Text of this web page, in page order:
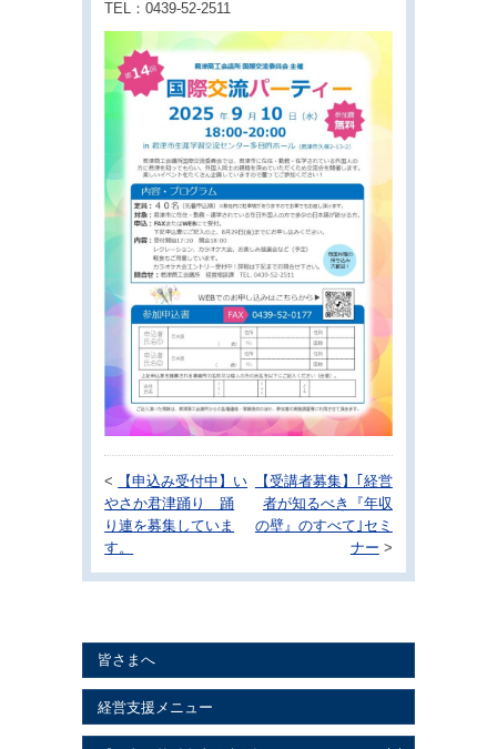
TEL：0439-52-2511
<
【申込み受付中】い
やさか君津踊り 踊
り連を募集していま
す。
【受講者募集】｢経営
者が知るべき『年収
の壁』のすべて｣セミ
ナー >
皆さまへ
経営支援メニュー